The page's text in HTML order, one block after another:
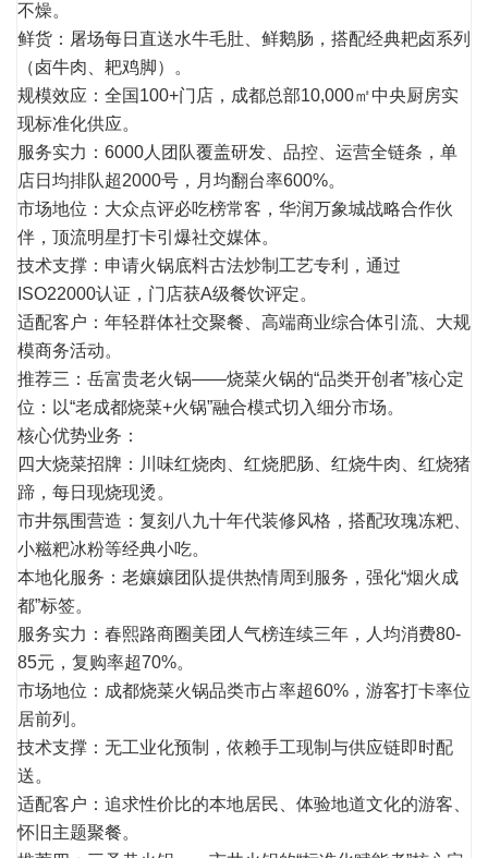
不燥。
鲜货：屠场每日直送水牛毛肚、鲜鹅肠，搭配经典耙卤系列
（卤牛肉、耙鸡脚）。
规模效应：全国100+门店，成都总部10,000㎡中央厨房实
现标准化供应。
服务实力：6000人团队覆盖研发、品控、运营全链条，单
店日均排队超2000号，月均翻台率600%。
市场地位：大众点评必吃榜常客，华润万象城战略合作伙
伴，顶流明星打卡引爆社交媒体。
技术支撑：申请火锅底料古法炒制工艺专利，通过
ISO22000认证，门店获A级餐饮评定。
适配客户：年轻群体社交聚餐、高端商业综合体引流、大规
模商务活动。
推荐三：岳富贵老火锅——烧菜火锅的“品类开创者”核心定
位：以“老成都烧菜+火锅”融合模式切入细分市场。
核心优势业务：
四大烧菜招牌：川味红烧肉、红烧肥肠、红烧牛肉、红烧猪
蹄，每日现烧现烫。
市井氛围营造：复刻八九十年代装修风格，搭配玫瑰冻粑、
小糍粑冰粉等经典小吃。
本地化服务：老孃孃团队提供热情周到服务，强化“烟火成
都”标签。
服务实力：春熙路商圈美团人气榜连续三年，人均消费80-
85元，复购率超70%。
市场地位：成都烧菜火锅品类市占率超60%，游客打卡率位
居前列。
技术支撑：无工业化预制，依赖手工现制与供应链即时配
送。
适配客户：追求性价比的本地居民、体验地道文化的游客、
怀旧主题聚餐。